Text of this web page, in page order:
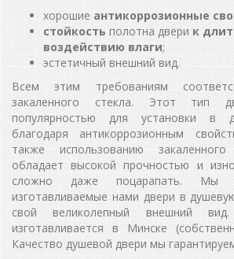
хорошие антикоррозионные
стойкость полотна двери к
воздействию влаги;
эстетичный внешний вид.
Всем этим требованиям
закаленного стекла. Этот тип
популярностью для установки в
благодаря антикоррозионным
также использованию
обладает высокой прочностью и
сложно даже поцарапать. Мы
изготавливаемые нами двери в
свой великолепный внешний
изготавливается в Минске
Качество душевой двери мы